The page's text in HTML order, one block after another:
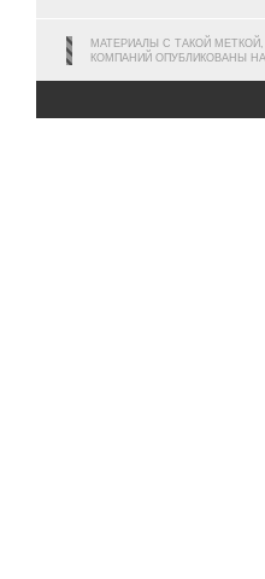
МАТЕРИАЛЫ С ТАКОЙ
КОМПАНИЙ ОПУБЛИКОВАНЫ